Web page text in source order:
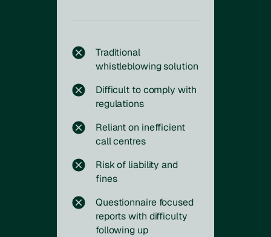
Traditional
whistleblowing solution
Difficult to comply with
regulations
Reliant on inefficient
call centres
Risk of liability and
fines
Questionnaire focused
reports with difficulty
following up